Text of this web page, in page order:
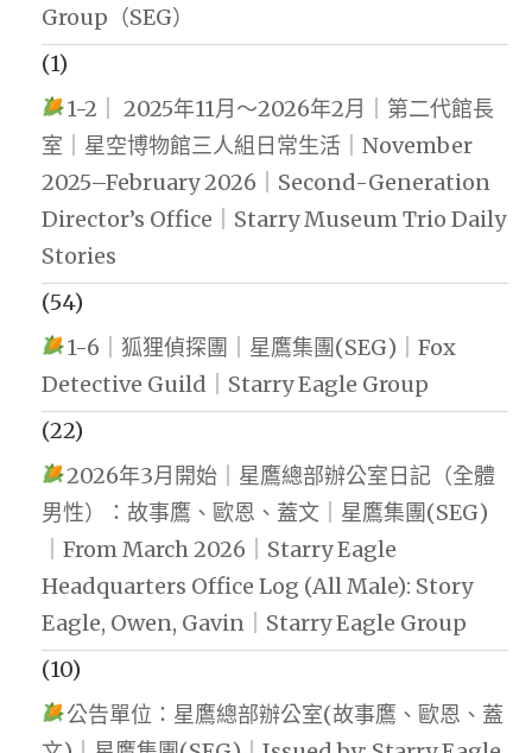
Group（SEG）
(1)
1-2｜ 2025年11月～2026年2月｜第二代館長
室｜星空博物館三人組日常生活｜November
2025–February 2026｜Second-Generation
Director’s Office｜Starry Museum Trio Daily
Stories
(54)
1-6｜狐狸偵探團｜星鷹集團(SEG)｜Fox
Detective Guild｜Starry Eagle Group
(22)
2026年3月開始｜星鷹總部辦公室日記（全體
男性）：故事鷹、歐恩、蓋文｜星鷹集團(SEG)
｜From March 2026｜Starry Eagle
Headquarters Office Log (All Male): Story
Eagle, Owen, Gavin｜Starry Eagle Group
(10)
公告單位：星鷹總部辦公室(故事鷹、歐恩、蓋